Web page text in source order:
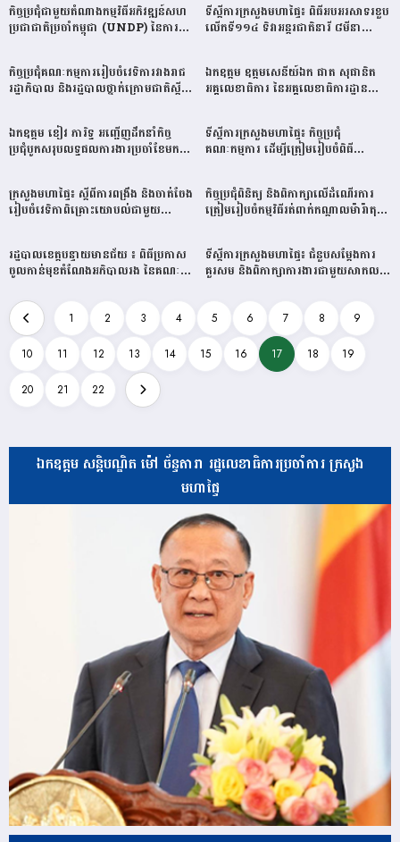
កិច្ចប្រជុំជាមួយតំណាងកម្មវិធីអភិវឌ្ឍន៍សហ
ប្រជាជាតិប្រចាំកម្ពុជា (UNDP) នៃការ
(Country Program-CP)
ឆ្នាំ២០២៤-២០២៨ និងកំណត់អាទិភាព
ឆ្នាំ២០២៥
ទីស្តីការក្រសួងមហាផ្ទៃ៖ ពិធីអបអរសាទរខួប
លើកទី១១៤ ទិវាអន្តរជាតិនារី ៨មីនា
កិច្ចប្រជុំគណៈកម្មការរៀបចំវេទិការវាងរាជ
រដ្ឋាភិបាល និងរដ្ឋបាលថ្នាក់ក្រោមជាតិស្ដីពី
ដើម្បីចូលរួមសម្រេចបានចក្ខុវិស័យកម្ពុជា
ឆ្នាំ២០៥០»
ឯកឧត្តម ឧត្តមសេនីយ៍ឯក ផាត សុផានិត
អគ្គលេខាធិការ នៃអគ្គលេខាធិការដ្ឋាន
ជាមួយថ្នាក់ដឹកនាំ និងមន្ត្រីចំណុះអគ្គលេខាធិ
ការដ្ឋាន ដើម្បីអបអរសាទរខួបលើកទី១១៤
ក្នុងទិវាអន្តរជាតិនារី ៨មីនា ក្រោម
ចំពោះស្ត្រី និងក្មេងស្រីគ្រប់រូប»
ឯកឧត្តម ខៀវ ភារិទ្ធ អញ្ជើញដឹកនាំកិច្ច
ប្រជុំបូកសរុបលទ្ធផលការងារប្រចាំខែមករា
របស់ក្រុមការងារសហភាពសព័ន្ធយុវជន
កម្ពុជា ក្នុងវិស័យមហាផ្ទៃ
ទីស្តីការក្រសួងមហាផ្ទៃ៖ កិច្ចប្រជុំ
គណៈកម្មការ ដើម្បីត្រៀមរៀបចំពិធី
០៨មីនា ឆ្នាំ២០២៥
ក្រសួងមហាផ្ទៃ៖ ស្តីពីការពង្រឹង និងចាត់ចែង
រៀបចំវេទិកាពិគ្រោះយោបល់ជាមួយ
កិច្ចប្រជុំពិនិត្យ​ និងពិភាក្សាលេីដំណេីរការ
ត្រៀមរៀបចំកម្មវិធី​រត់ពាក់កណ្តាលម៉ារ៉ាតុង​
រដ្ឋបាលខេត្តបន្ទាយមានជ័យ ៖ ពិធីប្រកាស
ចូលកាន់មុខតំណែងអភិបាលរង នៃគណៈ
ទីស្តីការក្រសួងមហាផ្ទៃ៖ ជំនួបសម្តែងការ
គួរសម និងពិភាក្សាការងារជាមួយសាកល
1 2 3 4 5 6 7 8 9
10 11 12 13 14 15 16 17 18 19
20 21 22
ឯកឧត្តម សន្តិបណ្ឌិត ម៉ៅ ច័ន្ទតារា រដ្ឋលេខាធិការប្រចាំការ ក្រសួង
មហាផ្ទៃ